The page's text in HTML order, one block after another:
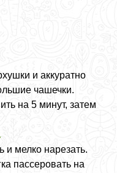
и аккуратно
чашечки.
на 5 минут, затем
мелко нарезать.
пассеровать на